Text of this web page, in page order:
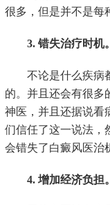
很多，但是并不是每
3. 错失治疗时机。
不论是什么疾病都
的。并且还会有很多
神医，并且还据说看
们信任了这一说法，
会错失了白癜风医治
4. 增加经济负担。